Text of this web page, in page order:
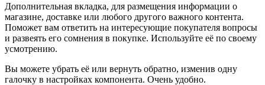
Дополнительная вкладка, для размещения информации о
магазине, доставке или любого другого важного контента.
Поможет вам ответить на интересующие покупателя вопросы
и развеять его сомнения в покупке. Используйте её по своему
усмотрению.
Вы можете убрать её или вернуть обратно, изменив одну
галочку в настройках компонента. Очень удобно.